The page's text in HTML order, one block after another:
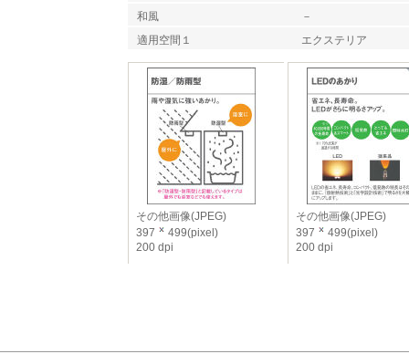
和風
－
適用空間１
エクステリア
その他画像(JPEG)
397
499(pixel)
200 dpi
その他画像(JPEG)
397
499(pixel)
200 dpi